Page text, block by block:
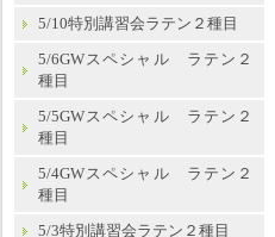
5/10特別講習会ラテン２種目
5/6GWスペシャル ラテン２
種目
5/5GWスペシャル ラテン２
種目
5/4GWスペシャル ラテン２
種目
5/3特別講習会ラテン２種目